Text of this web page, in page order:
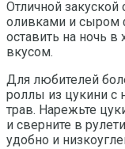
Отличной
оливками и сыром
оставить на ночь
вкусом.
Для любителей
роллы из цукини с
трав. Нарежьте
и сверните в
удобно и